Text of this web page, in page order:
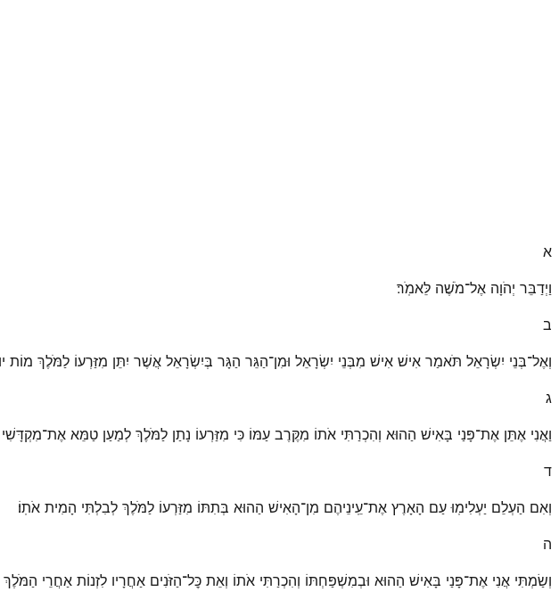
א
וַיְדַבֵּר יְהֹוָה אֶל־מֹשֶׁה לֵּאמֹֽר׃
ב
וְאֶל־בְּנֵי יִשְׂרָאֵל תֹּאמַר אִישׁ אִישׁ מִבְּנֵי יִשְׂרָאֵל וּמִן־הַגֵּר הַגָּר בְּיִשְׂרָאֵל אֲשֶׁר יִתֵּן מִזַּרְעוֹ לַמֹּלֶךְ מוֹת
ג
וַאֲנִי אֶתֵּן אֶת־פָּנַי בָּאִישׁ הַהוּא וְהִכְרַתִּי אֹתוֹ מִקֶּרֶב עַמּוֹ כִּי מִזַּרְעוֹ נָתַן לַמֹּלֶךְ לְמַעַן טַמֵּא
ד
וְאִם הַעְלֵם יַעְלִימֽוּ עַם הָאָרֶץ אֶת־עֵֽינֵיהֶם מִן־הָאִישׁ הַהוּא בְּתִתּוֹ מִזַּרְעוֹ לַמֹּלֶךְ לְבִלְתִּי הָמִית אֹתֽוֹ׃
ה
וְשַׂמְתִּי אֲנִי אֶת־פָּנַי בָּאִישׁ הַהוּא וּבְמִשְׁפַּחְתּוֹ וְהִכְרַתִּי אֹתוֹ וְאֵת כׇּל־הַזֹּנִים אַחֲרָיו לִזְנוֹת אַחֲרֵי